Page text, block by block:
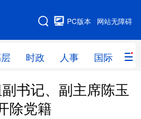
网站无障碍
PC版本
时政 人事 国际 财
地图
时政 人事
网评
书记、副主席陈玉
除党籍